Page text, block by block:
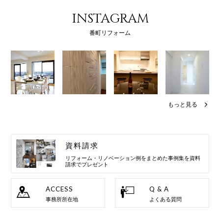
INSTAGRAM
番町リフォーム
もっと見る
資料請求
リフォーム・リノベーション例を まとめた事例集を資料
請求でプレゼント
ACCESS
事務所所在地
Q & A
よくある質問